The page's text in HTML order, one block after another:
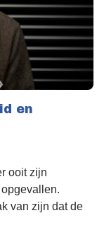
en
ooit zijn
van zijn dat de